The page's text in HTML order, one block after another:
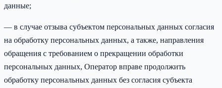
данные;
— в случае отзыва субъектом персональных данных согласия
на обработку персональных данных, а также, направления
обращения с требованием о прекращении обработки
персональных данных, Оператор вправе продолжить
обработку персональных данных без согласия субъекта